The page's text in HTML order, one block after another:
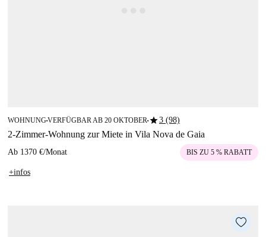
WOHNUNG■VERFÜGBAR AB 20 OKTOBER■star3 (98)
2-Zimmer-Wohnung zur Miete in Vila Nova de Gaia
Ab 1370 €/Monat BIS ZU 5 % RABATT
+infos